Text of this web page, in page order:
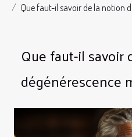
Que faut-il savoir de la notion
Que faut-il savoir
dégénérescence